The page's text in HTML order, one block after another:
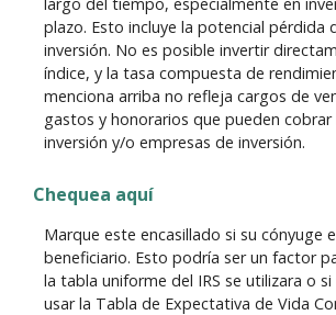
plazo. Esto incluye la potencial pérdida
inversión. No es posible invertir
índice, y la tasa compuesta de
menciona arriba no refleja cargos de
gastos y honorarios que pueden
inversión y/o empresas de inversión.
Chequea aquí
Marque este encasillado si su cónyuge
beneficiario. Esto podría ser un factor
la tabla uniforme del IRS se utilizara o
usar la Tabla de Expectativa de Vida